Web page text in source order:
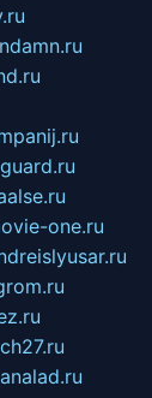
one.ru